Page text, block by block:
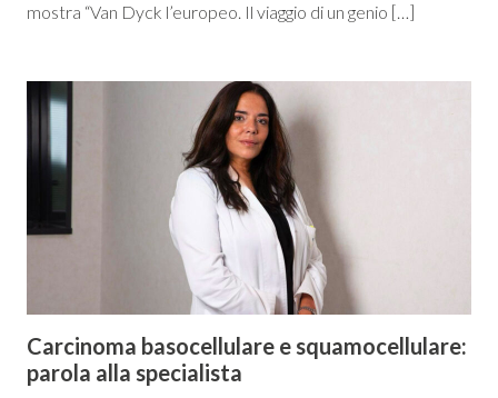
mostra “Van Dyck l’europeo. Il viaggio di un genio […]
Carcinoma basocellulare e squamocellulare:
parola alla specialista